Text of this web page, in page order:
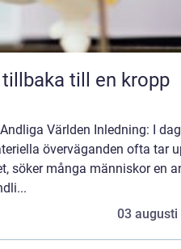
Världen Inledning: I
överväganden ofta tar
söker många människor en
03 augusti